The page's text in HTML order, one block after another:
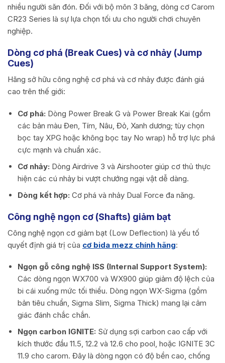
nhiều người săn đón. Đối với bộ môn 3 băng, dòng cơ Carom
CR23 Series là sự lựa chọn tối ưu cho người chơi chuyên
nghiệp.
Dòng cơ phá (Break Cues) và cơ nhảy (Jump
Cues)
Hãng sở hữu công nghệ cơ phá và cơ nhảy được đánh giá
cao trên thế giới:
Cơ phá: Dòng Power Break G và Power Break Kai (gồm
các bản màu Đen, Tím, Nâu, Đỏ, Xanh dương; tùy chọn
bọc tay XPG hoặc không bọc tay No wrap) hỗ trợ lực phá
cực mạnh và chuẩn xác.
Cơ nhảy: Dòng Airdrive 3 và Airshooter giúp cơ thủ thực
hiện các cú nhảy bi vượt chướng ngại vật dễ dàng.
Dòng kết hợp: Cơ phá và nhảy Dual Force đa năng.
Công nghệ ngọn cơ (Shafts) giảm bạt
Công nghệ ngọn cơ giảm bạt (Low Deflection) là yếu tố
quyết định giá trị của cơ bida mezz chính hãng:
Ngọn gỗ công nghệ ISS (Internal Support System):
Các dòng ngọn WX700 và WX900 giúp giảm độ lệch của
bi cái xuống mức tối thiểu. Dòng ngọn WX-Sigma (gồm
bản tiêu chuẩn, Sigma Slim, Sigma Thick) mang lại cảm
giác đánh chắc chắn.
Ngọn carbon IGNITE: Sử dụng sợi carbon cao cấp với
kích thước đầu 11.5, 12.2 và 12.6 cho pool, hoặc IGNITE 3C
11.9 cho carom. Đây là dòng ngọn có độ bền cao, chống